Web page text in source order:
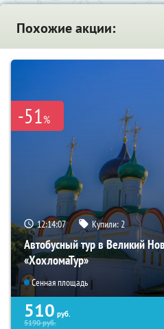
Похожие акции:
-51%
12:14:06 Купили:2
Автобусный тур в Великий
«ХохломаТур»
Сенная площадь
510 руб.
5190руб.